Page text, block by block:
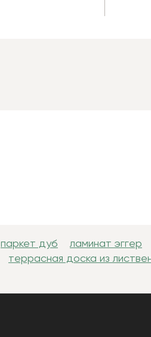
паркет дуб ламинат эггер
террасная доска из